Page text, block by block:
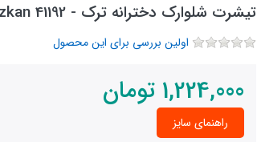
تیشرت شلوارک دخترانه ترک - 41192 Ozkan
اولین بررسی برای این محصول
1,224,000 تومان
راهنمای سایز